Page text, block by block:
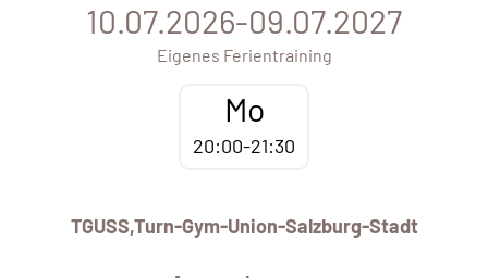
10.07.2026-09.07.2027
Eigenes Ferientraining
Mo
20:00-21:30
TGUSS,Turn-Gym-Union-Salzburg-Stadt